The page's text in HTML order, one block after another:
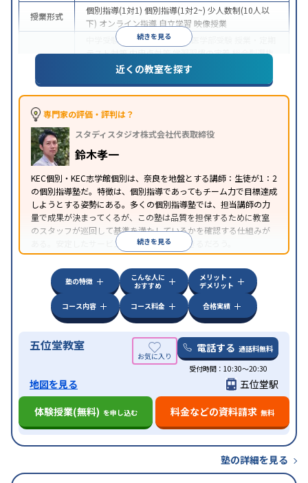
続きを見る
授業形式
個別指導(1対1) 個別指導(1対2~) 少人数制(10人以
下) オンライン指導 自立学習 映像授業
中学受験 高校受験大学受験 医学部受験
テスト対策内申点対策学習習慣の定着総合型選抜
(旧AO)対策 推薦入試対策学校別特化対策
特徴
中高一貫校生に対応授業の振替可能学習にPC・タ
ブレットを利用
季節講習のみの受講可
近くの教室を探す
専門家の評価・評判は？
スタディスタジオ株式会社代表取締役
鈴木孝一
KEC個別・KEC志学館個別は、奈良を地盤とする講師：生徒が1：2
の個別指導塾だ。特徴は、個別指導であってもチーム力で目標達成
しようとする姿勢にある。多くの個別指導塾では、担当講師の力
量で成果が決まってくるが、この塾は品質を担保するために教室
のスタッフが巡回して基準を満たしているかを確認する仕組みが
ある。安定したサービスを受けることができるだろう。
続きを見る
塾の特徴
こんな人に
おすすめ
メリット・
デメリット
コース内容
コース料金 合格実績
五位堂教室 電話する 通話料無料
受付時間：10:30～20:30
地図を見る
五位堂駅
体験授業(無料) を申し込む 料金などの資料請求 無料
塾の詳細を見る